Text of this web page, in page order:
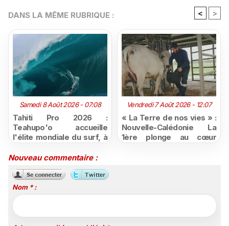
DANS LA MÊME RUBRIQUE : < >
Samedi 8 Août 2026 - 07:08
Tahiti Pro 2026 :
Teahupo'o accueille
l'élite mondiale du surf, à
Polynésie la 1ère
Vendredi 7 Août 2026 - 12:07
« La Terre de nos vies » :
Nouvelle-Calédonie La
1ère plonge au cœur
Nouveau commentaire :
Nom * :